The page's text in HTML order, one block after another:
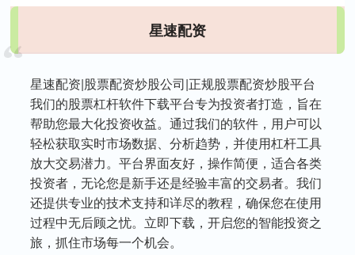
星速配资
星速配资|股票配资炒股公司|正规股票配资炒股平台
我们的股票杠杆软件下载平台专为投资者打造，旨在
帮助您最大化投资收益。通过我们的软件，用户可以
轻松获取实时市场数据、分析趋势，并使用杠杆工具
放大交易潜力。平台界面友好，操作简便，适合各类
投资者，无论您是新手还是经验丰富的交易者。我们
还提供专业的技术支持和详尽的教程，确保您在使用
过程中无后顾之忧。立即下载，开启您的智能投资之
旅，抓住市场每一个机会。